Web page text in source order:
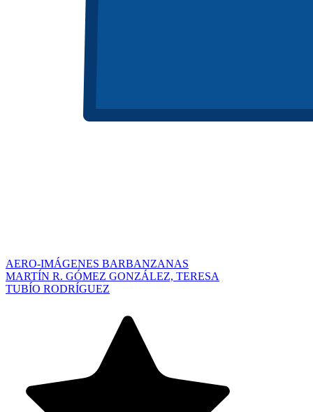
AERO-IMÁGENES BARBANZANAS
MARTÍN R. GÓMEZ GONZÁLEZ, TERESA
TUBÍO RODRÍGUEZ